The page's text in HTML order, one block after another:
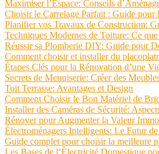
Maximiser l’Espace: Conseils
Choisir le Carrelage Parfait : Guide pour
Planifier vos Travaux de Construction:
Techniques Modernes de Toiture: Ce
Réussir sa Plomberie DIY: Guide pour
Comment choisir et installer du
Étapes Clés pour la Rénovation d’une
Secrets de Menuiserie: Créer des
Toit Terrasse: Avantages et Design
Comment Choisir le Bon Matériel de
Installer des Caméras de Sécurité:
Rénover pour Augmenter la Valeur
Électroménagers Intelligents: Le Futur
Guide complet pour choisir la meilleure
Les Bases de l’Électricité Domestique